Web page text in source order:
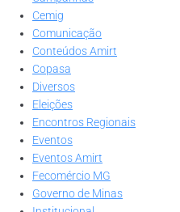
Cemig
Comunicação
Conteúdos Amirt
Copasa
Diversos
Eleições
Encontros Regionais
Eventos
Eventos Amirt
Fecomércio MG
Governo de Minas